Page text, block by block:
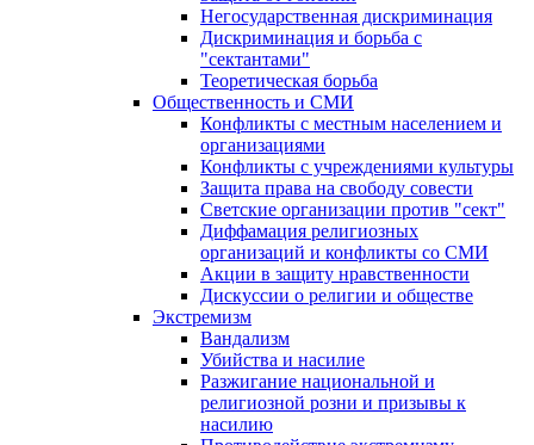
Негосударственная дискриминация
Дискриминация и борьба с
"сектантами"
Теоретическая борьба
Общественность и СМИ
Конфликты с местным населением и
организациями
Конфликты с учреждениями культуры
Защита права на свободу совести
Светские организации против "сект"
Диффамация религиозных
организаций и конфликты со СМИ
Акции в защиту нравственности
Дискуссии о религии и обществе
Экстремизм
Вандализм
Убийства и насилие
Разжигание национальной и
религиозной розни и призывы к
насилию